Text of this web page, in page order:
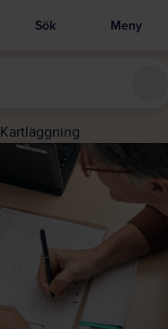
Visa sökruta
Sök Meny
Kartläggning